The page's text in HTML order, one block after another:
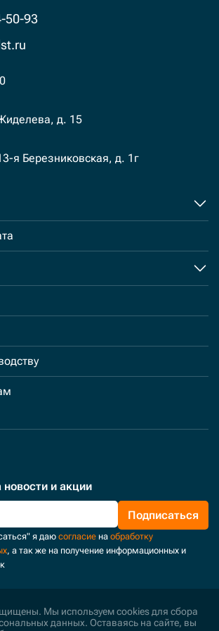
50-93
д. 15
я Березниковская, д. 1г
новости и акции
Подписаться
я даю согласие на обработку
, а так же на получение информационных и
Мы используем cookies для сбора
данных. Оставаясь на сайте, вы